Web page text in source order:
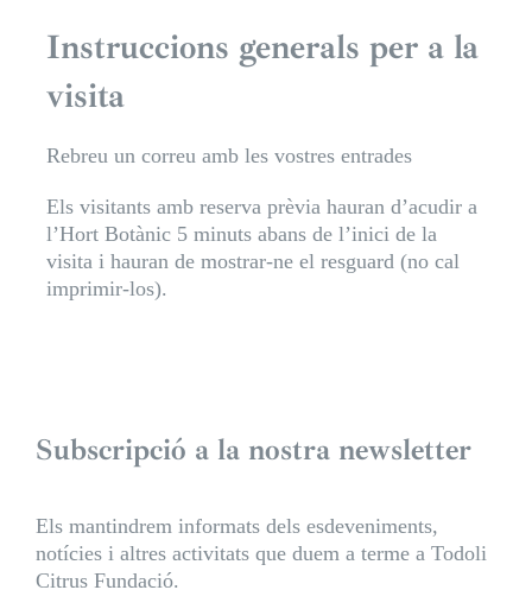
Instruccions generals per a la
visita
Rebreu un correu amb les vostres entrades
Els visitants amb reserva prèvia hauran d’acudir a
l’Hort Botànic 5 minuts abans de l’inici de la
visita i hauran de mostrar-ne el resguard (no cal
imprimir-los).
Subscripció a la nostra newsletter
Els mantindrem informats dels esdeveniments,
notícies i altres activitats que duem a terme a Todoli
Citrus Fundació.